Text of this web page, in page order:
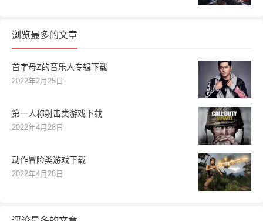
浏览最多的文章
首字母Z的音乐人专辑下载
2022年2月25日
第一人称射击类游戏下载
2022年4月28日
动作冒险类游戏下载
2022年4月28日